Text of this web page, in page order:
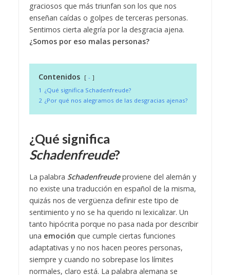
graciosos que más triunfan son los que nos
enseñan caídas o golpes de terceras personas.
Sentimos cierta alegría por la desgracia ajena.
¿Somos por eso malas personas?
Contenidos
-
1 ¿Qué significa Schadenfreude?
2 ¿Por qué nos alegramos de las desgracias ajenas?
¿Qué significa
Schadenfreude?
La palabra Schadenfreudeproviene del alemán y
no existe una traducción en español de la misma,
quizás nos de vergüenza definir este tipo de
sentimiento y no se ha querido ni lexicalizar. Un
tanto hipócrita porque no pasa nada por describir
una emoción que cumple ciertas funciones
adaptativas y no nos hacen peores personas,
siempre y cuando no sobrepase los límites
normales, claro está. La palabra alemana se